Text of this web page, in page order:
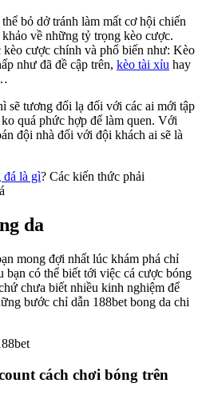
bỏ dở tránh làm mất cơ hội chiến
về những tỷ trọng kèo cược.
kèo cược chính và phổ biến như: Kèo
như đã đề cập trên, kèo tài xỉu hay
sẽ tương đối lạ đối với các ai mới tập
quá phức hợp để làm quen. Với
đội nhà đối với đội khách ai sẽ là
đá là gì? Các kiến thức phải
da
mong đợi nhất lúc khám phá chỉ
bạn có thể biết tới việc cá cược bóng
chưa biết nhiều kinh nghiệm để
bước chỉ dẫn 188bet bong da chi
cách chơi bóng trên